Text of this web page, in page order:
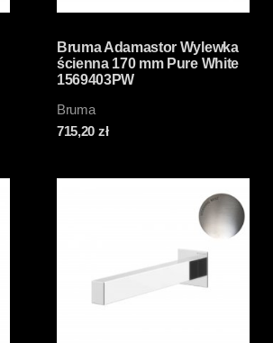
Bruma Adamastor Wylewka
ścienna 170 mm Pure White
1569403PW
Bruma
715,20 zł